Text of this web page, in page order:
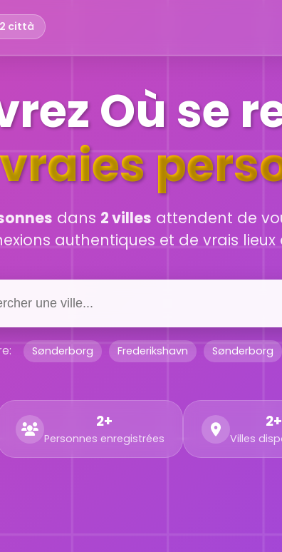
2 città
Où se
dans 2 villes attendent de
authentiques et de vrais
Sønderborg Frederikshavn Sønderborg
2+
Personnes enregistrées
2+
Villes